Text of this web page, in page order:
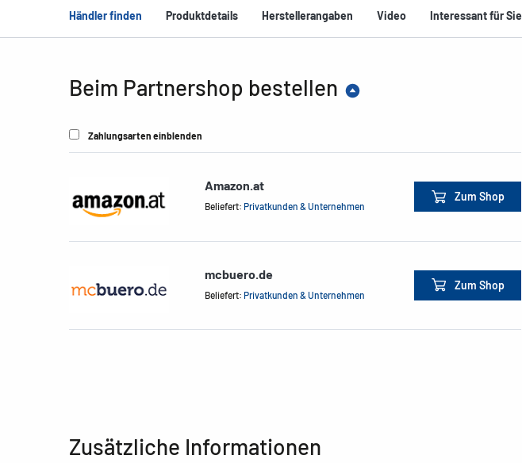
Händler finden Produktdetails Herstellerangaben Video Interessant für Sie
Beim Partnershop bestellen
Zahlungsarten einblenden
Amazon.at
Beliefert: Privatkunden & Unternehmen
Zum Shop
mcbuero.de
Beliefert: Privatkunden & Unternehmen
Zum Shop
Zusätzliche Informationen